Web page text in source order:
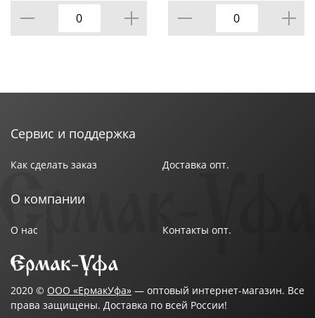
Сервис и поддержка
Как сделать заказ Доставка опт.
О компании
О нас Контакты опт.
2020 © ООО «ЕрмакУфа» — оптовый интернет-магазин. Все
права защищены. Доставка по всей России!